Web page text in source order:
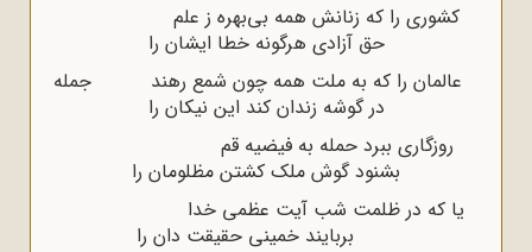
کشورى را که زنانش همه بى‌بهره ز علم
حق آزادى هرگونه خطا ایشان را
عالمان را که به ملت همه چون شمع رهند جمله
در گوشه زندان کند این نیکان را
روزگارى ببرد حمله به فیضیه قم
بشنود گوش ملک کشتن مظلومان را
یا که در ظلمت شب آیت عظمى خدا
بربایند خمینى حقیقت دان را